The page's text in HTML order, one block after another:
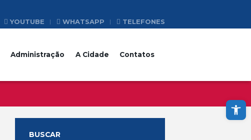
YOUTUBE WHATSAPP TELEFONES
Administração A Cidade Contatos
BUSCAR
Abrir a barra de ferramentas